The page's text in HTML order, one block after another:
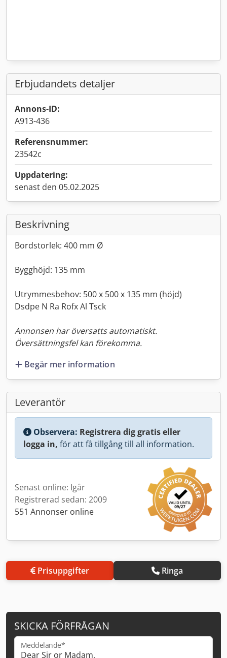
Erbjudandets detaljer
Annons-ID:
A913-436
Referensnummer:
23542c
Uppdatering:
senast den 05.02.2025
Beskrivning
Bordstorlek: 400 mm Ø
Bygghöjd: 135 mm
Utrymmesbehov: 500 x 500 x 135 mm (höjd)
Dsdpe N Ra Rofx Al Tsck
Annonsen har översatts automatiskt.
Översättningsfel kan förekomma.
Begär mer information
Leverantör
Observera: Registrera dig gratis eller
logga in, för att få tillgång till all information.
Senast online: Igår
Registrerad sedan: 2009
551 Annonser online
Prisuppgifter Ringa
SKICKA FÖRFRÅGAN
Meddelande*